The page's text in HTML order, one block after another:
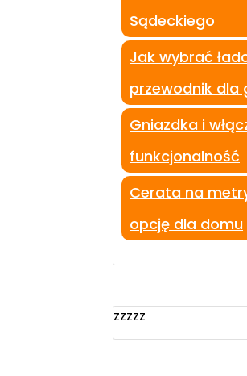
Sądeckiego
Jak wybrać
przewodnik dla
Gniazdka i
funkcjonalność
Cerata na
opcję dla domu
zzzzz